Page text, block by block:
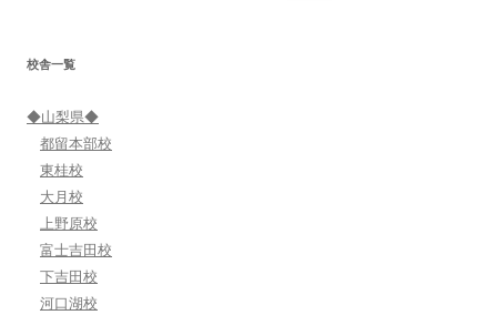
ン
校舎一覧
◆山梨県◆
都留本部校
東桂校
大月校
上野原校
富士吉田校
下吉田校
河口湖校